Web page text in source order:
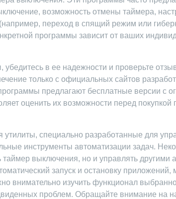
возможность отмены таймера,
переход в спящий режим или
программы зависит от ваших
в ее надежности и проверьте
только с официальных сайтов
предлагают бесплатные версии с
оценить их возможности перед покупкой
специально разработанные для
инструменты автоматизации задач.
выключения, но и управлять другими
запуск и остановку приложений,
внимательно изучить функционал
проблем. Обращайте внимание на